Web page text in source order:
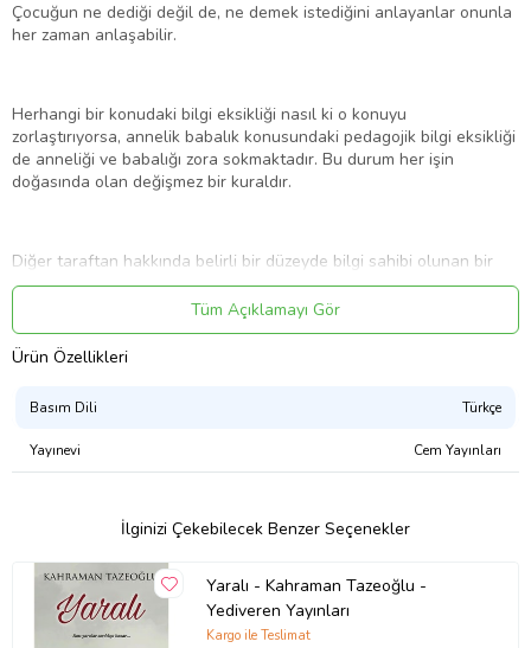
Çocuğun ne dediği değil de, ne demek istediğini anlayanlar onunla
her zaman anlaşabilir.
Herhangi bir konudaki bilgi eksikliği nasıl ki o konuyu
zorlaştırıyorsa, annelik babalık konusundaki pedagojik bilgi eksikliği
de anneliği ve babalığı zora sokmaktadır. Bu durum her işin
doğasında olan değişmez bir kuraldır.
Diğer taraftan hakkında belirli bir düzeyde bilgi sahibi olunan bir
konuda yapılan uygulama hataları insanda, o işin zor olduğu
algısını geliştirebilmektedir. Bu nedenledir ki çocuk yetiştirme
konusundaki doğru bilgi sadece çocuklarımızla yaşadığımız
sorunları azaltmakla kalmaz, neslimizi ileriye doğru bir ruhsal yapı
İşte elinizdeki bu kitap size bu konuda yardımcı olacaktır. Öyle ki
kimi zaman iyi günlerinizde size destek olurken, problem yaşadığınız
Ürün Adı: Çocuk Dilini Anlamak
Ürün Kodu: 9786050602067
Tüm Açıklamayı Gör
Ürün Özellikleri
Basım Dili Türkçe
Yayınevi Cem Yayınları
İlginizi Çekebilecek Benzer Seçenekler
Yaralı - Kahraman Tazeoğlu -
Yediveren Yayınları
Kargo ile Teslimat